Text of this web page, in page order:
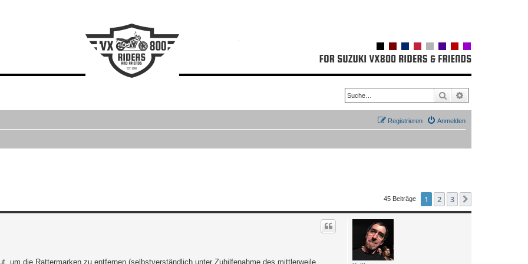
Suche
Anmelden
Registrieren
45 Beiträge 1 2 3
um die Rattermarken zu entfernen (selbstverständlich unter Zuhilfenahme des mittlerweile